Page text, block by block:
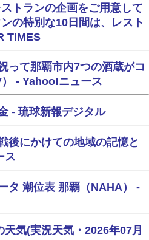
トランの企画をご用意して
の特別な10日間は、レスト
TIMES
って那覇市内7つの酒蔵がコ
- Yahoo!ニュース
- 琉球新報デジタル
後にかけての地域の記憶と
ス
タ 潮位表 那覇（NAHA） -
気(実況天気・2026年07月